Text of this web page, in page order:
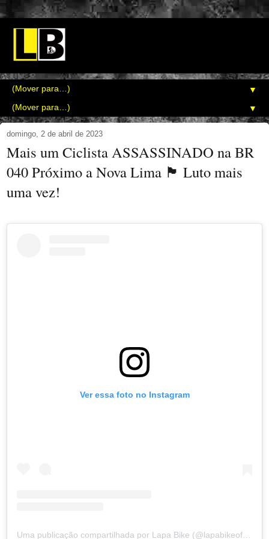
▼
▼
domingo, 2 de abril de 2023
Mais um Ciclista ASSASSINADO na BR
040 Próximo a Nova Lima 🏴 Luto mais
uma vez!
Ver essa foto no Instagram